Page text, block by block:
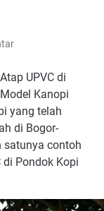
UPVC di
Kanopi
yang telah
di Bogor-
satunya contoh
di Pondok Kopi